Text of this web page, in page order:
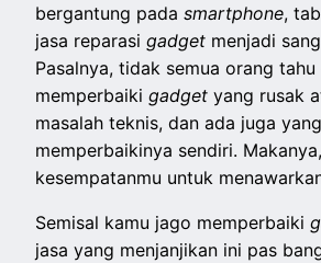
bergantung padasmartphone,
jasa reparasigadget menjadi
Pasalnya, tidak semua orang tahu
memperbaikigadgetyang rusak
masalah teknis, dan ada juga
memperbaikinya sendiri.
kesempatanmu untuk
Semisal kamu jago memperbaiki
jasa yang menjanjikan ini pas